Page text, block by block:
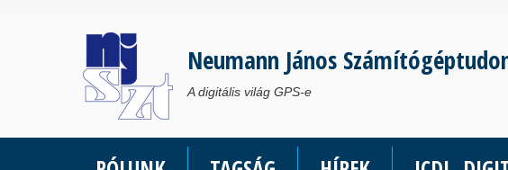
Neumann János
A digitális világ GPS-e